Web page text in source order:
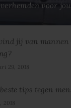
voor
jij van mannen
29, 2018
tips tegen
2018